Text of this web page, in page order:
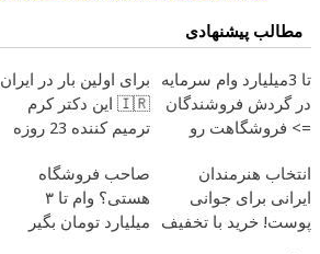
مطالب پیشنهادی
تا 3میلیارد وام سرمایه
در گردش فروشندگان
=> فروشگاهت رو
برای اولین بار در ایران
🇮🇷 این دکتر کرم
ترمیم کننده 23 روزه
انتخاب هنرمندان
ایرانی برای جوانی
پوست! خرید با تخفیف
صاحب فروشگاه
هستی؟ وام تا ۳
میلیارد تومان بگیر